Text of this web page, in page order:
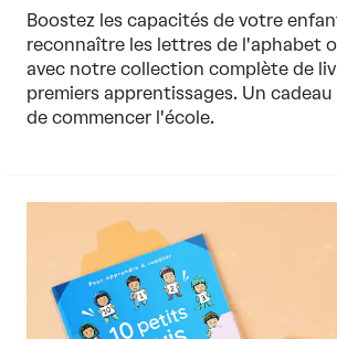
Boostez les capacités de votre
reconnaître les lettres de l'aphabet
avec notre collection complète de
premiers apprentissages. Un
de commencer l'école.